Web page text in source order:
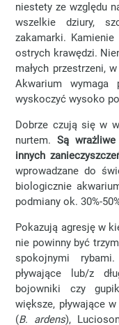
niestety ze względu
wszelkie dziury,
zakamarki.
ostrych krawędzi.
małych przestrzeni,
Akwarium wymaga
wyskoczyć wysoko
Dobrze czują się w
nurtem.Są
innych
wprowadzane do
biologicznie
podmiany ok. 30%-
Pokazują agresję w
nie powinny być
spokojnymi
pływające lub/z
bojowniki czy
większe, pływające
(B. ardens),